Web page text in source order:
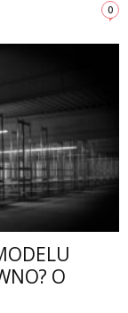
0
O